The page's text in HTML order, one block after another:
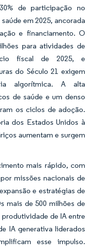
de participação no
em 2025, ancorada
e financiamento. O
para atividades de
fiscal de 2025, e
do Século 21 exigem
algorítmica. A alta
de saúde e um denso
os ciclos de adoção.
dos Estados Unidos à
aumentam e surgem
mais rápido, com
missões nacionais de
e estratégias de
mais de 500 milhões de
produtividade de IA entre
IA generativa liderados
esse impulso.